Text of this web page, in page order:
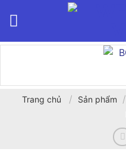
Trang chủ / Sản phẩm /